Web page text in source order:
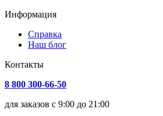
Информация
Справка
Наш блог
Контакты
8 800 300-66-50
для заказов с 9:00 до 21:00